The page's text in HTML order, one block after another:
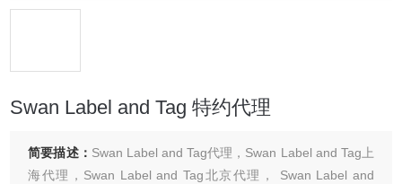
Swan Label and Tag 特约代理
简要描述： Swan Label and Tag代理，Swan Label and Tag上
海代理，Swan Label and Tag北京代理， Swan Label and